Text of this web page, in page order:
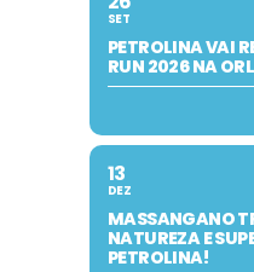
SET
PETROLINA VAI
RUN 2026 NA
13
DEZ
MASSANGANO
NATUREZA E
PETROLINA!